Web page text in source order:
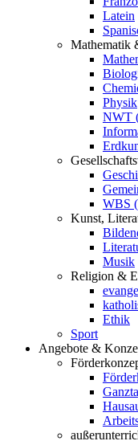
Latein
Mathematik
Physik
NWT
Gesellschafts
WBS
Kunst,
Musik
Religion &
Ethik
Sport
Angebote &